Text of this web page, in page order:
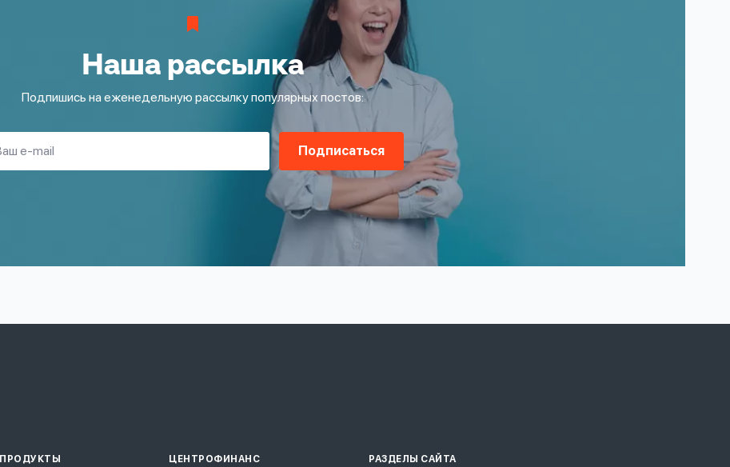
Наша рассылка
Подпишись на еженедельную рассылку популярных постов:
Подписаться
ПРОДУКТЫ ЦЕНТРОФИНАНС РАЗДЕЛЫ САЙТА